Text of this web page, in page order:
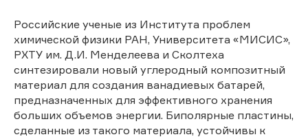
Российские ученые из Института проблем
химической физики РАН, Университета «МИСИС»,
РХТУ им. Д.И. Менделеева и Сколтеха
синтезировали новый углеродный композитный
материал для создания ванадиевых батарей,
предназначенных для эффективного хранения
больших объемов энергии. Биполярные пластины,
сделанные из такого материала, устойчивы к